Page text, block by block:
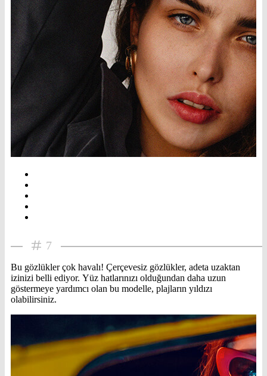
7
Bu gözlükler çok havalı! Çerçevesiz gözlükler, adeta uzaktan
izinizi belli ediyor. Yüz hatlarınızı olduğundan daha uzun
göstermeye yardımcı olan bu modelle, plajların yıldızı
olabilirsiniz.